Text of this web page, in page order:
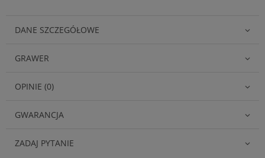
DANE SZCZEGÓŁOWE
GRAWER
OPINIE (0)
GWARANCJA
ZADAJ PYTANIE